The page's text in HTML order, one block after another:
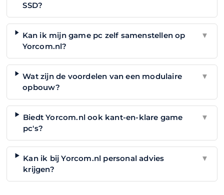
SSD?
Kan ik mijn game pc zelf samenstellen op
Yorcom.nl?
▼
Wat zijn de voordelen van een modulaire
opbouw?
▼
Biedt Yorcom.nl ook kant-en-klare game
pc's?
▼
Kan ik bij Yorcom.nl personal advies
krijgen?
▼